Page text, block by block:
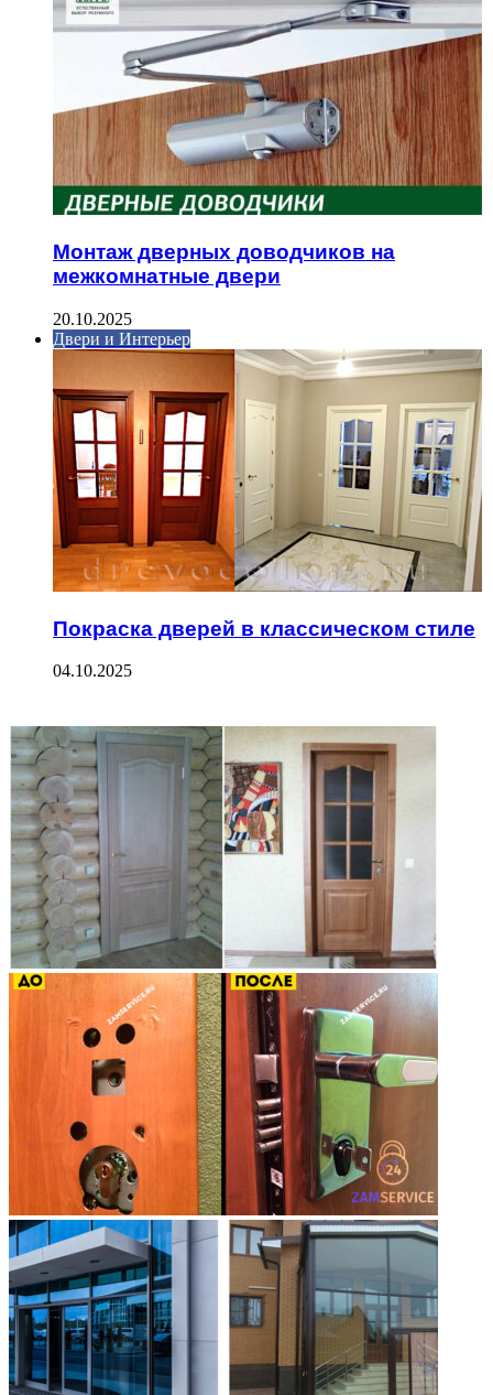
Монтаж дверных доводчиков на
межкомнатные двери
20.10.2025
Двери и Интерьер
Покраска дверей в классическом стиле
04.10.2025